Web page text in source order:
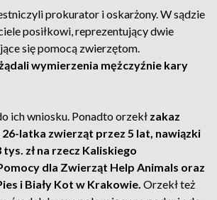
prokurator i oskarżony. W sądzie
posiłkowi, reprezentujący dwie
się pomocą zwierzętom.
wymierzenia mężczyźnie kary
ich wniosku. Ponadto orzekł zakaz
latka zwierząt przez 5 lat, nawiązki
zł na rzecz Kaliskiego
dla Zwierząt Help Animals oraz
i Biały Kot w Krakowie. Orzekł też